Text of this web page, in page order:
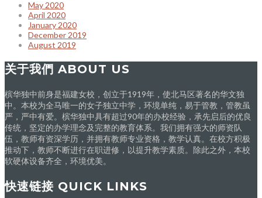
May 2020
April 2020
January 2020
December 2019
August 2019
关于我們 ABOUT US
槟华独中前身是福建女校，创立于1919年，使北马区著名的华文独
中。本校为全马唯一的女子独立中学，环境单纯，易于管教，管教虽
严，严中有爱。槟华独中具有超过90年的办校经验，承先启后的优良
传统，坚定的办学理念及完整的教育体系。我们拥有强大的师资队
伍，教师有资深学历，并拥有教师专业资格，教学认真。在校方积极
推动下，教师不断进行在职进修，以提升教学素质。除此之外，本校
软硬体设备齐全，环境优美。
快速链接 QUICK LINKS